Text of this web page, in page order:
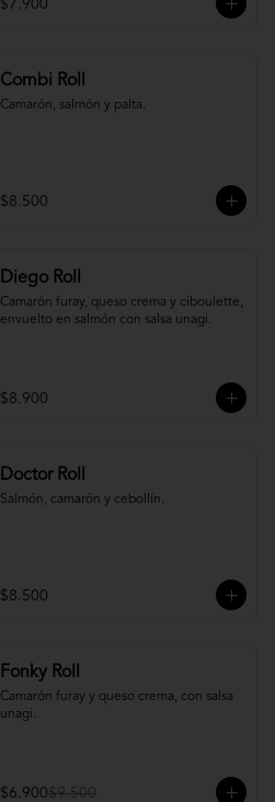
$7.900
Combi Roll
Camarón, salmón y palta.
$8.500
Diego Roll
Camarón furay, queso crema y ciboulette,
envuelto en salmón con salsa unagi.
$8.900
Doctor Roll
Salmón, camarón y cebollín.
$8.500
Fonky Roll
Camarón furay y queso crema, con salsa
unagi.
$6.900$9.500